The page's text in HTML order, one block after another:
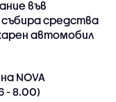
във
събира средства
автомобил
NOVA
- 8.00)